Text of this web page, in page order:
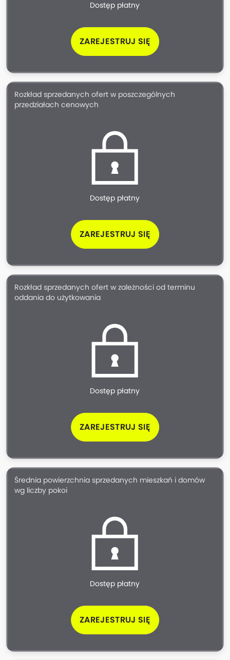
Dostęp płatny
ZAREJESTRUJ SIĘ
Rozkład sprzedanych ofert w poszczególnych
przedziałach cenowych
Dostęp płatny
ZAREJESTRUJ SIĘ
Rozkład sprzedanych ofert w zależności od terminu
oddania do użytkowania
Dostęp płatny
ZAREJESTRUJ SIĘ
Średnia powierzchnia sprzedanych mieszkań i domów
wg liczby pokoi
Dostęp płatny
ZAREJESTRUJ SIĘ